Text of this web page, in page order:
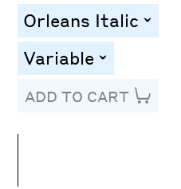
Orleans Italic toggle
Variable toggle
ADD TO CART